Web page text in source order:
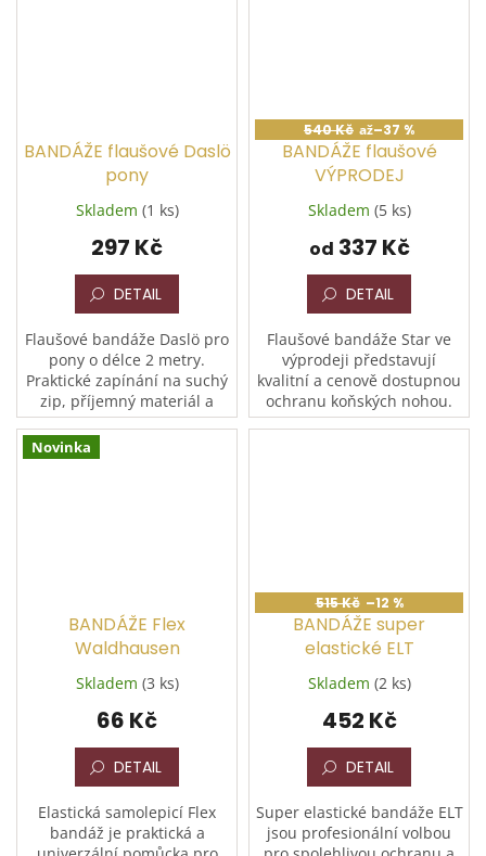
BANDÁŽE flaušové Daslö
pony
Skladem (1 ks)
297 Kč
DETAIL
Flaušové bandáže Daslö pro
pony o délce 2 metry.
Praktické zapínání na suchý
zip, příjemný materiál a
balení po 4 kusech. Ideální
pro každodenní trénink i
ochranu koňských nohou.
540 Kč až–37 %
BANDÁŽE flaušové
VÝPRODEJ
Skladem (5 ks)
od 337 Kč
DETAIL
Flaušové bandáže Star ve
výprodeji představují
kvalitní a cenově dostupnou
ochranu koňských nohou.
Vyrobeny ze 100%
Novinka
BANDÁŽE Flex
Waldhausen
Skladem (3 ks)
66 Kč
DETAIL
Elastická samolepicí Flex
bandáž je praktická a
515 Kč –12 %
BANDÁŽE super
elastické ELT
Skladem (2 ks)
452 Kč
DETAIL
Super elastické bandáže ELT
jsou profesionální volbou